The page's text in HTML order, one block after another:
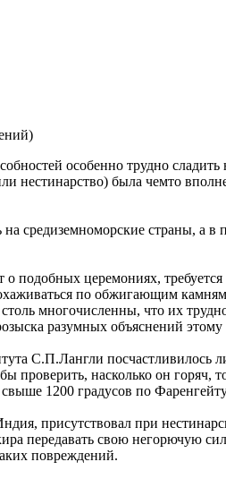
)
особенно трудно
нестинарство) была чемто
средиземноморские страны, а
подобных церемониях,
по обжигающим
многочисленны, что их
разумных объяснений
С.П.Лангли
проверить, насколько он горяч,
1200 градусов по
присутствовал при
передавать свою негорючую
повреждений.